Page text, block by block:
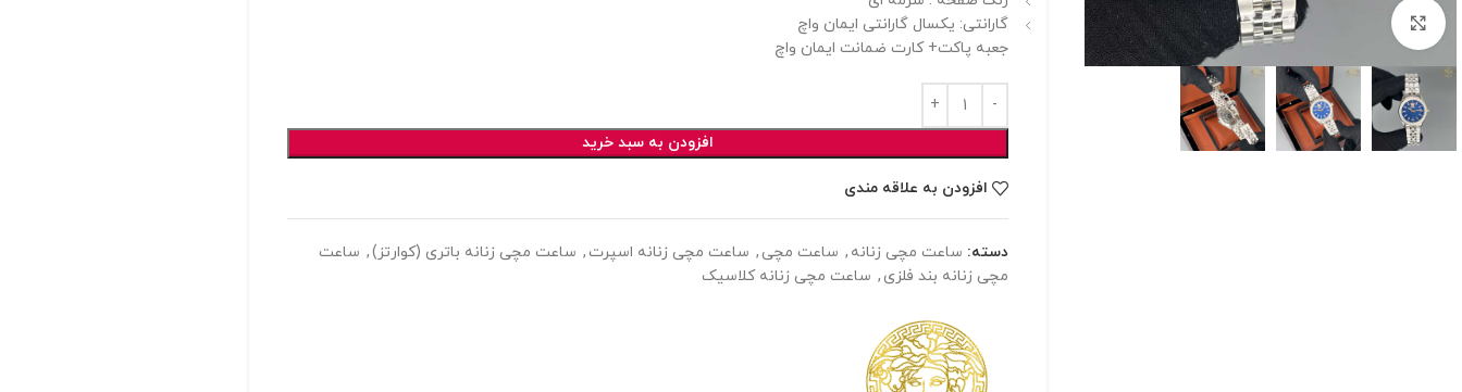
برای بزرگنمایی کلیک کنید
گارانتی: یکسال گارانتی ایمان واچ
جعبه پاکت+ کارت ضمانت ایمان واچ
افزودن به سبد خرید
افزودن به علاقه مندی
دسته: ساعت مچی زنانه , ساعت مچی , ساعت مچی زنانه اسپرت , ساعت مچی زنانه باتری (کوارتز), ساعت
مچی زنانه بند فلزی , ساعت مچی زنانه کلاسیک